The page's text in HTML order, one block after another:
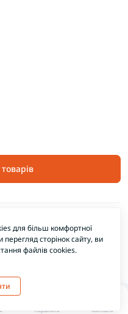
Порівняти Контакти
для більш комфортної
сторінок сайту, ви
файлів cookies.